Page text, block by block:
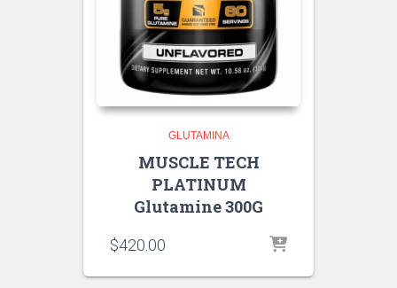
GLUTAMINA
MUSCLE TECH
PLATINUM
Glutamine 300G
$420.00